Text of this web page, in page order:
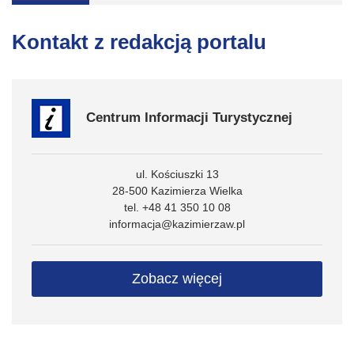
Kontakt z redakcją portalu
Centrum Informacji Turystycznej
ul. Kościuszki 13
28-500 Kazimierza Wielka
tel. +48 41 350 10 08
informacja@kazimierzaw.pl
Zobacz więcej